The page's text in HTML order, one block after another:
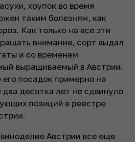
хрупок во время
таким болезням, как
Как только на все эти
внимание, сорт выдал
и со временем
выращиваемый в Австрии.
посадок примерно на
десятка лет не сдвинуло
позиций в реестре
Австрии все еще